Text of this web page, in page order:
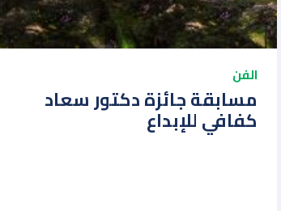
الفن
مسابقة جائزة دكتور سعاد
كفافي للإبداع